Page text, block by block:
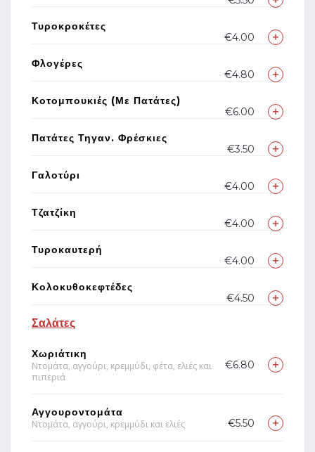
Τυροκροκέτες
€4.00
Φλογέρες
€4.80
Κοτομπουκιές (με Πατάτες)
€6.00
Πατάτες Τηγαν. Φρέσκιες
€3.50
Γαλοτύρι
€4.00
Τζατζίκη
€4.00
Τυροκαυτερή
€4.00
Κολοκυθοκεφτέδες
€4.50
Σαλάτες
Χωριάτικη
Ντομάτα, αγγούρι, κρεμμύδι, φέτα, ελιές και
πιπεριά
€6.80
Αγγουροντομάτα
Ντομάτα, αγγούρι, κρεμμύδι και ελιές €5.50